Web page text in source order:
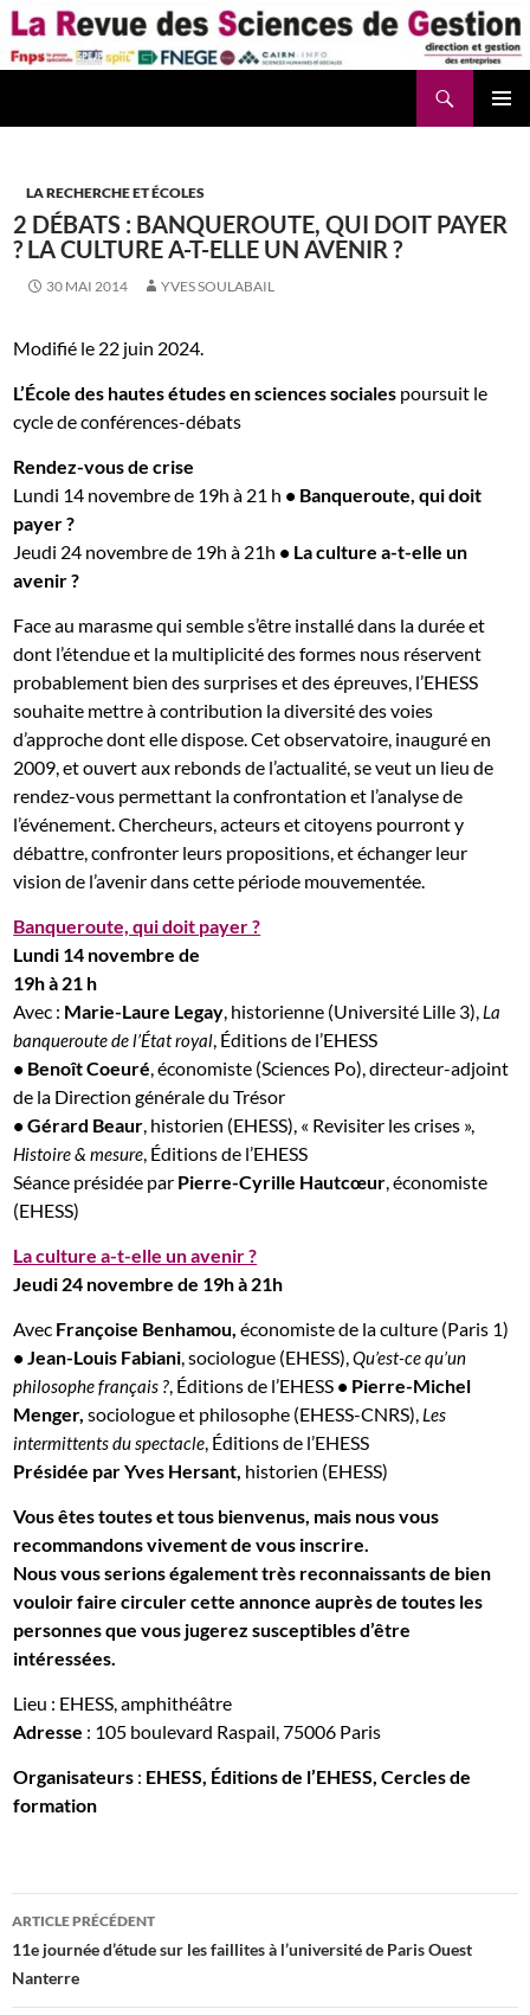
Aller
au
contenu
LA RECHERCHE ET ÉCOLES
2 DÉBATS : BANQUEROUTE, QUI DOIT PAYER
? LA CULTURE A-T-ELLE UN AVENIR ?
30 MAI 2014 YVES SOULABAIL
Modifié le 22 juin 2024.
L’École des hautes études en sciences sociales poursuit le
cycle de conférences-débats
Rendez-vous de crise
Lundi 14 novembre de 19h à 21 h • Banqueroute, qui doit
payer ?
Jeudi 24 novembre de 19h à 21h • La culture a-t-elle un
avenir ?
Face au marasme qui semble s’être installé dans la durée et
dont l’étendue et la multiplicité des formes nous réservent
probablement bien des surprises et des épreuves, l’EHESS
souhaite mettre à contribution la diversité des voies
d’approche dont elle dispose. Cet observatoire, inauguré en
2009, et ouvert aux rebonds de l’actualité, se veut un lieu de
rendez-vous permettant la confrontation et l’analyse de
l’événement. Chercheurs, acteurs et citoyens pourront y
débattre, confronter leurs propositions, et échanger leur
vision de l’avenir dans cette période mouvementée.
Banqueroute, qui doit payer ?
Lundi 14 novembre de
19h à 21 h
Avec : Marie-Laure Legay, historienne (Université Lille 3), La
banqueroute de l’État royal, Éditions de l’EHESS
• Benoît Coeuré, économiste (Sciences Po), directeur-adjoint
de la Direction générale du Trésor
•Gérard Beaur, historien (EHESS), « Revisiter les crises »,
Histoire & mesure, Éditions de l’EHESS
Séance présidée par Pierre-Cyrille Hautcœur, économiste
(EHESS)
La culture a-t-elle un avenir ?
Jeudi 24 novembre de 19h à 21h
Avec Françoise Benhamou, économiste de la culture (Paris 1)
• Jean-Louis Fabiani, sociologue (EHESS),Qu’est-ce qu’un
philosophe français ?, Éditions de l’EHESS • Pierre-Michel
Menger, sociologue et philosophe (EHESS-CNRS), Les
intermittents du spectacle, Éditions de l’EHESS
Présidée par Yves Hersant, historien (EHESS)
Vous êtes toutes et tous bienvenus, mais nous vous
recommandons vivement de vous inscrire.
Nous vous serions également très reconnaissants de bien
vouloir faire circuler cette annonce auprès de toutes les
personnes que vous jugerez susceptibles d’être
intéressées.
Lieu : EHESS, amphithéâtre
Adresse : 105 boulevard Raspail, 75006 Paris
Organisateurs : EHESS, Éditions de l’EHESS, Cercles de
formation
Navigation
des
articles
ARTICLE PRÉCÉDENT
11e journée d’étude sur les faillites à l’université de Paris Ouest
Nanterre